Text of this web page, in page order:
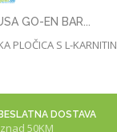
GO-EN BAR...
PLOČICA S L-
DOSTAVA
50KM